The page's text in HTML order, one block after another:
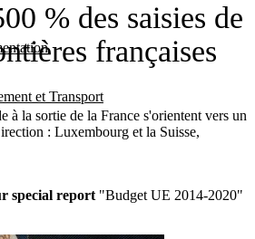
et Transport
% des saisies de
françaises
à la sortie de la France s'orientent vers un
: Luxembourg et la Suisse,
special report "Budget UE 2014-2020"